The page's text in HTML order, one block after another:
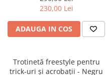
230,00 Lei
ADAUGA IN COS
Trotinetă freestyle pentru
trick-uri și acrobații - Negru